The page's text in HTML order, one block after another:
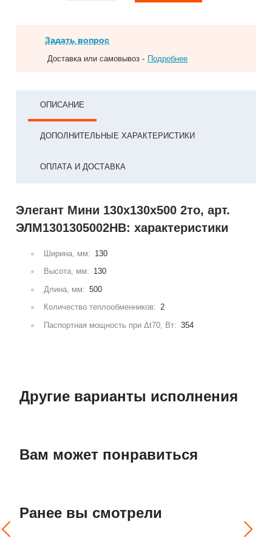
Задать вопрос
Доставка или самовывоз - Подробнее
ОПИСАНИЕ
ДОПОЛНИТЕЛЬНЫЕ ХАРАКТЕРИСТИКИ
ОПЛАТА И ДОСТАВКА
Элегант Мини 130x130x500 2то, арт.
ЭЛМ1301305002НВ: характеристики
Ширина, мм: 130
Высота, мм: 130
Длина, мм: 500
Количество теплообменников: 2
Паспортная мощность при Δt70, Вт: 354
Другие варианты исполнения
Вам может понравиться
Ранее вы смотрели